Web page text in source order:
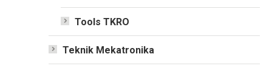
Tools TKRO
Teknik Mekatronika